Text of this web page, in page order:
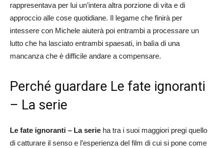
rappresentava per lui un’intera altra porzione di vita e di
approccio alle cose quotidiane. Il legame che finirà per
intessere con Michele aiuterà poi entrambi a processare un
lutto che ha lasciato entrambi spaesati, in balìa di una
mancanza che è difficile andare a compensare.
Perché guardare Le fate ignoranti
– La serie
Le fate ignoranti – La serie ha tra i suoi maggiori pregi quello
di catturare il senso e l’esperienza del film di cui si pone come